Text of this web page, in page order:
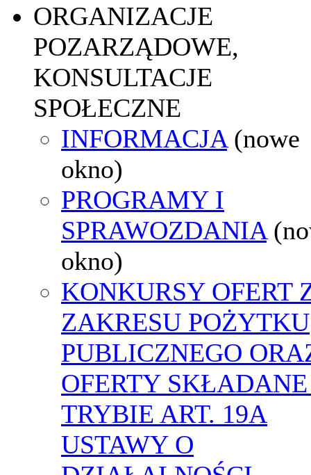
ORGANIZACJE
POZARZĄDOWE,
KONSULTACJE
SPOŁECZNE
INFORMACJA (nowe
okno)
PROGRAMY I
SPRAWOZDANIA
okno)
KONKURSY OFERT
ZAKRESU POŻYTKU
PUBLICZNEGO
OFERTY
TRYBIE ART. 19A
USTAWY O